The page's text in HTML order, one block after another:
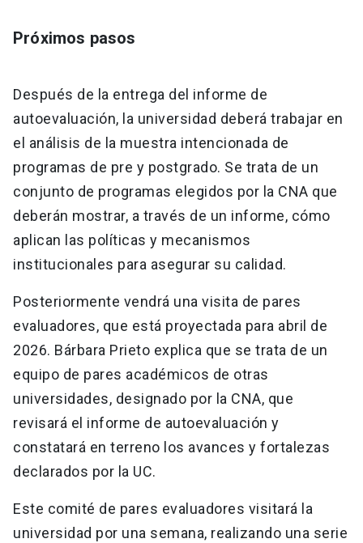
Próximos pasos
Después de la entrega del informe de
autoevaluación, la universidad deberá trabajar en
el análisis de la muestra intencionada de
programas de pre y postgrado. Se trata de un
conjunto de programas elegidos por la CNA que
deberán mostrar, a través de un informe, cómo
aplican las políticas y mecanismos
institucionales para asegurar su calidad.
Posteriormente vendrá una visita de pares
evaluadores, que está proyectada para abril de
2026. Bárbara Prieto explica que se trata de un
equipo de pares académicos de otras
universidades, designado por la CNA, que
revisará el informe de autoevaluación y
constatará en terreno los avances y fortalezas
declarados por la UC.
Este comité de pares evaluadores visitará la
universidad por una semana, realizando una serie